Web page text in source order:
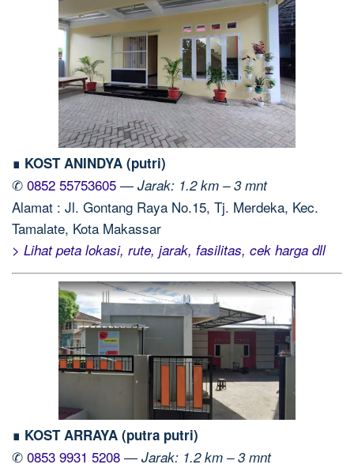
∎ KOST ANINDYA (putri)
✆ 0852 55753605 — Jarak: 1.2 km – 3 mnt
Alamat : Jl. Gontang Raya No.15, Tj. Merdeka, Kec.
Tamalate, Kota Makassar
> Lihat peta lokasi, rute, jarak, fasilitas, cek harga dll
∎ KOST ARRAYA (putra putri)
✆ 0853 9931 5208 — Jarak: 1.2 km – 3 mnt